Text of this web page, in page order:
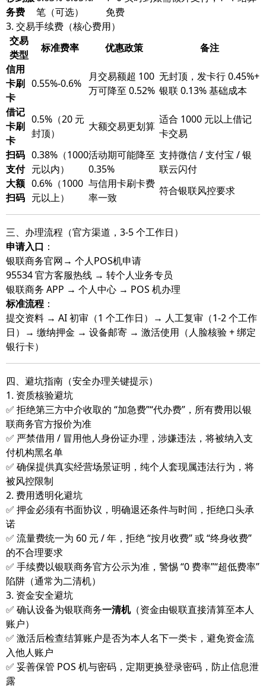
务费
笔（可选）
免费
3. 交易手续费（核心费用）
交易
类型
标准费率 优惠政策
备注
信用
卡刷
卡
0.55%-0.6%
月交易额超 100
万可降至 0.52%
无封顶，发卡行 0.45%+
银联 0.13% 基础成本
借记
卡刷
卡
0.5%（20 元
封顶）
大额交易更划算
适合 1000 元以上借记
卡交易
扫码
支付
0.38%（1000
元以内）
活动期可能降至
0.35%
支持微信 / 支付宝 / 银
联云闪付
大额
扫码
0.6%（1000
元以上）
与信用卡刷卡费
率一致
符合银联风控要求
三、办理流程（官方渠道，3-5 个工作日）
申请入口 ：
银联商务官网→ 个人POS机申请
95534 官方客服热线 → 转个人业务专员
银联商务 APP → 个人中心 → POS 机办理
标准流程 ：
提交资料 → AI 初审（1 个工作日）→ 人工复审（1-2 个工作
日）→ 缴纳押金 → 设备邮寄 → 激活使用（人脸核验 + 绑定
银行卡）
四、避坑指南（安全办理关键提示）
1. 资质核验避坑
✅ 拒绝第三方中介收取的 “加急费”“代办费”，所有费用以银
联商务官方报价为准
✅ 严禁借用 / 冒用他人身份证办理，涉嫌违法，将被纳入支
付机构黑名单
✅ 确保提供真实经营场景证明，纯个人套现属违法行为，将
被风控限制
2. 费用透明化避坑
✅ 押金必须有书面协议，明确退还条件与时间，拒绝口头承
诺
✅ 流量费统一为 60 元 / 年，拒绝 “按月收费” 或 “终身收费”
的不合理要求
✅ 手续费以银联商务官方公示为准，警惕 “0 费率”“超低费率”
陷阱（通常为二清机）
3. 资金安全避坑
✅ 确认设备为银联商务一清机（资金由银联直接清算至本人
账户）
✅ 激活后检查结算账户是否为本人名下一类卡，避免资金流
入他人账户
✅ 妥善保管 POS 机与密码，定期更换登录密码，防止信息泄
露